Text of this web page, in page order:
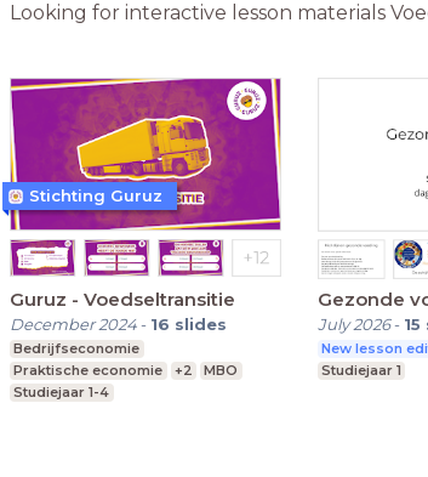
Looking for interactive lesson materials
Guruz - Voedseltransitie
December 2024- 16 slides
Bedrijfseconomie
Praktische economie
+2
MBO
Studiejaar 1-4
Stichting Guruz
Gezonde
July 2026- 15
New lesson
Studiejaar 1